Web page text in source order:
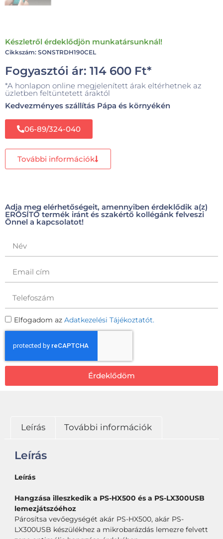
Készletről érdeklődjön munkatársunknál!
Cikkszám: SONSTRDH190CEL
Fogyasztói ár: 114 600 Ft*
*A honlapon online megjelenített árak eltérhetnek az
üzletben feltüntetett áraktól
Kedvezményes szállítás Pápa és környékén
06-89/324-040
További információk
Adja meg elérhetőségeit, amennyiben érdeklődik a(z)
ERŐSÍTŐ termék iránt és szakértő kollégánk felveszi
Önnel a kapcsolatot!
Elfogadom az Adatkezelési Tájékoztatót.
Érdeklődöm
Leírás További információk
Leírás
Leírás
Hangzása illeszkedik a PS-HX500 és a PS-LX300USB
lemezjátszóéhoz
Párosítsa vevőegységét akár PS-HX500, akár PS-
LX300USB készülékhez a mikrobarázdás lemezre felvett